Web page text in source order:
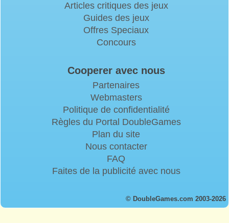
Articles critiques des jeux
Guides des jeux
Offres Speciaux
Concours
Cooperer avec nous
Partenaires
Webmasters
Politique de confidentialité
Règles du Portal DoubleGames
Plan du site
Nous contacter
FAQ
Faites de la publicité avec nous
© DoubleGames.com 2003-2026